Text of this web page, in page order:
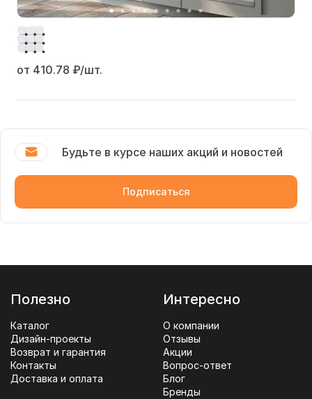
от 410.78 ₽/шт.
Будьте в курсе наших акций и новостей
Подписаться
Полезно
Каталог
Дизайн-проекты
Возврат и гарантия
Контакты
Доставка и оплата
Интересно
О компании
Отзывы
Акции
Вопрос-ответ
Блог
Бренды